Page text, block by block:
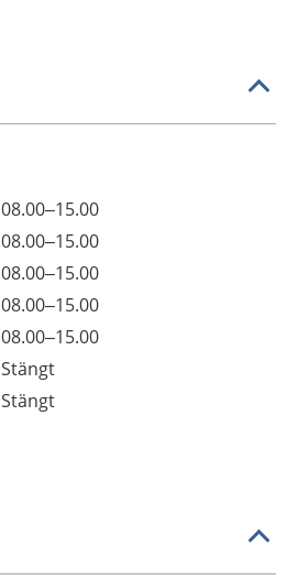
08.00–15.00
08.00–15.00
08.00–15.00
08.00–15.00
08.00–15.00
Stängt
Stängt